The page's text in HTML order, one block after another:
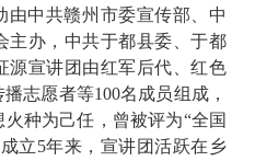
由中共赣州市委宣传部、中
主办，中共于都县委、于都
源宣讲团由红军后代、红色
播志愿者等100名成员组成，
种为己任，曾被评为“全国
立5年来，宣讲团活跃在乡